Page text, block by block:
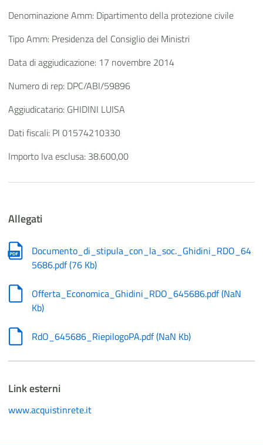
Denominazione Amm: Dipartimento della protezione civile
Tipo Amm: Presidenza del Consiglio dei Ministri
Data di aggiudicazione: 17 novembre 2014
Numero di rep: DPC/ABI/59896
Aggiudicatario: GHIDINI LUISA
Dati fiscali: PI 01574210330
Importo Iva esclusa: 38.600,00
Allegati
Documento_di_stipula_con_la_soc._Ghidini_RDO_64
5686.pdf(76 Kb)
Offerta_Economica_Ghidini_RDO_645686.pdf(NaN
Kb)
RdO_645686_RiepilogoPA.pdf(NaN Kb)
Link esterni
www.acquistinrete.it